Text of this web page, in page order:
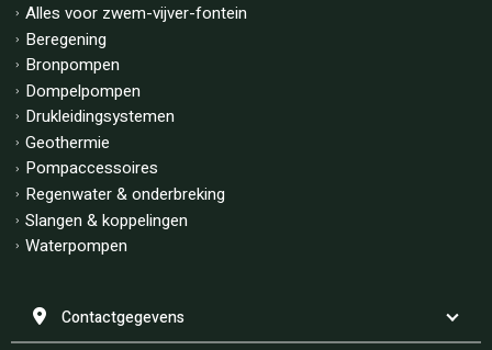
Alles voor zwem-vijver-fontein
Beregening
Bronpompen
Dompelpompen
Drukleidingsystemen
Geothermie
Pompaccessoires
Regenwater & onderbreking
Slangen & koppelingen
Waterpompen
Contactgegevens